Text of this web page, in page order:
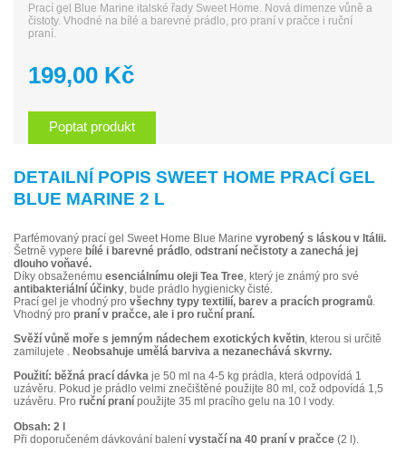
Prací gel Blue Marine italské řady Sweet Home. Nová dimenze vůně a
čistoty. Vhodné na bílé a barevné prádlo, pro praní v pračce i ruční
praní.
199,00 Kč
Poptat produkt
DETAILNÍ POPIS SWEET HOME PRACÍ GEL
BLUE MARINE 2 L
Parfémovaný prací gel Sweet Home Blue Marine vyrobený s láskou v Itálii.
Šetrně vypere bílé i barevné prádlo, odstraní nečistoty a zanechá jej
dlouho voňavé.
Díky obsaženému esenciálnímu oleji Tea Tree, který je známý pro své
antibakteriální účinky, bude prádlo hygienicky čisté.
Prací gel je vhodný pro všechny typy textilií, barev a pracích programů.
Vhodný pro praní v pračce, ale i pro ruční praní.
Svěží vůně moře s jemným nádechem exotických květin, kterou si určitě
zamilujete . Neobsahuje umělá barviva a nezanechává skvrny.
Použití: běžná prací dávka je 50 ml na 4-5 kg prádla, která odpovídá 1
uzávěru. Pokud je prádlo velmi znečištěné použijte 80 ml, což odpovídá 1,5
uzávěru. Pro ruční praní použijte 35 ml pracího gelu na 10 l vody.
Obsah: 2 l
Při doporučeném dávkování balení vystačí na 40 praní v pračce (2 l).